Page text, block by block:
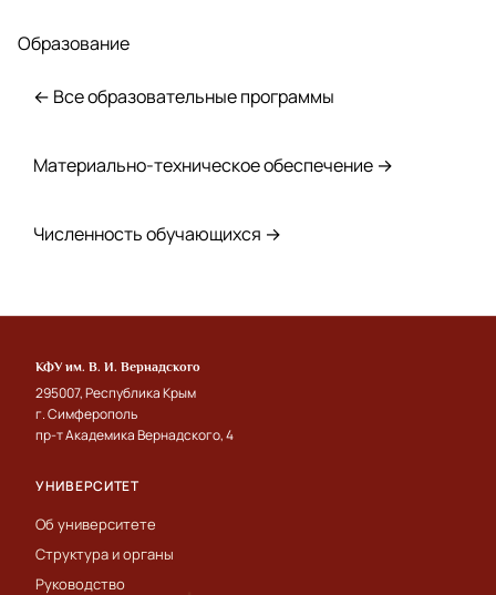
Образование
← Все образовательные программы
Материально-техническое обеспечение →
Численность обучающихся →
КФУ им. В. И. Вернадского
295007, Республика Крым
г. Симферополь
пр-т Академика Вернадского, 4
УНИВЕРСИТЕТ
Об университете
Структура и органы
Руководство